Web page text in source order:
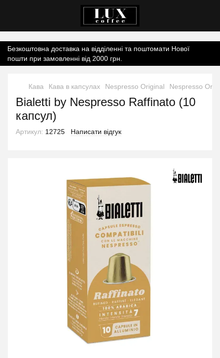
Безкоштовна доставка на відділенні та поштомати Нової
пошти при замовленні від 2000 грн.
Кава Кава в капсулах Nespresso Original Nespresso
Bialetti by Nespresso Raffinato (10
капсул)
Артикул: 12725 Написати відгук